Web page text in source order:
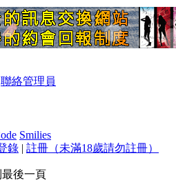
聯絡管理員
Smilies
錄 | 註冊（未滿18歲請勿註冊）
後一頁